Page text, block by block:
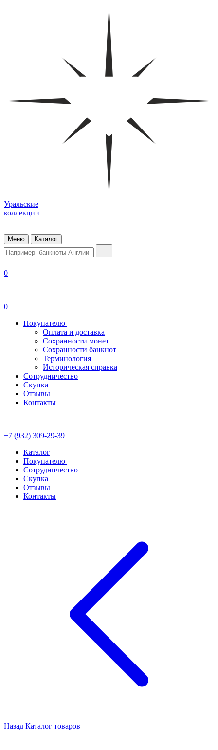
Уральские
коллекции
Меню Каталог
0
0
Покупателю
Оплата и доставка
Сохранности монет
Сохранности банкнот
Терминология
Историческая справка
Сотрудничество
Скупка
Отзывы
Контакты
+7 (932) 309-29-39
Каталог
Покупателю
Сотрудничество
Скупка
Отзывы
Контакты
Назад Каталог товаров